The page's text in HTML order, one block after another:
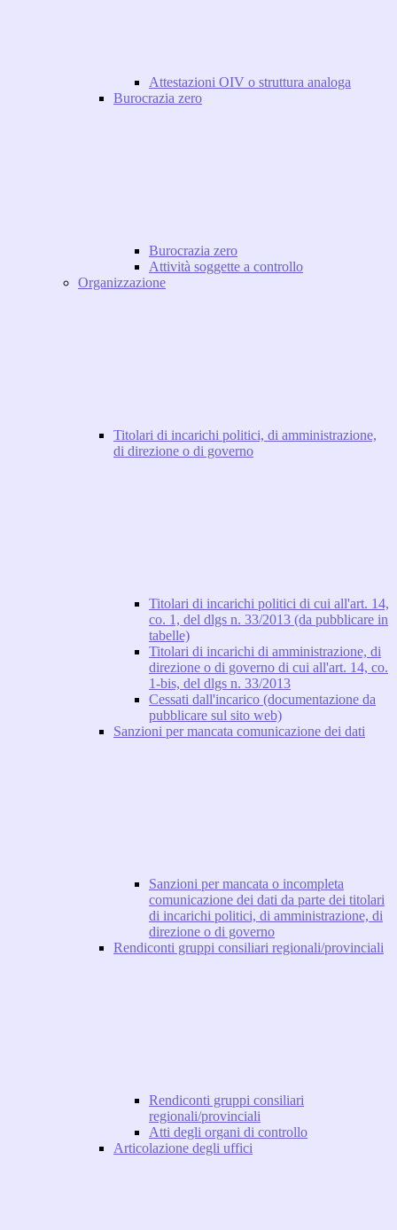
Attestazioni OIV o struttura analoga
Burocrazia zero
Burocrazia zero
Attività soggette a controllo
Organizzazione
Titolari di incarichi politici, di amministrazione,
di direzione o di governo
Titolari di incarichi politici di cui all'art. 14,
co. 1, del dlgs n. 33/2013 (da pubblicare in
tabelle)
Titolari di incarichi di amministrazione, di
direzione o di governo di cui all'art. 14, co.
1-bis, del dlgs n. 33/2013
Cessati dall'incarico (documentazione da
pubblicare sul sito web)
Sanzioni per mancata comunicazione dei dati
Sanzioni per mancata o incompleta
comunicazione dei dati da parte dei titolari
di incarichi politici, di amministrazione, di
direzione o di governo
Rendiconti gruppi consiliari regionali/provinciali
Rendiconti gruppi consiliari
regionali/provinciali
Atti degli organi di controllo
Articolazione degli uffici